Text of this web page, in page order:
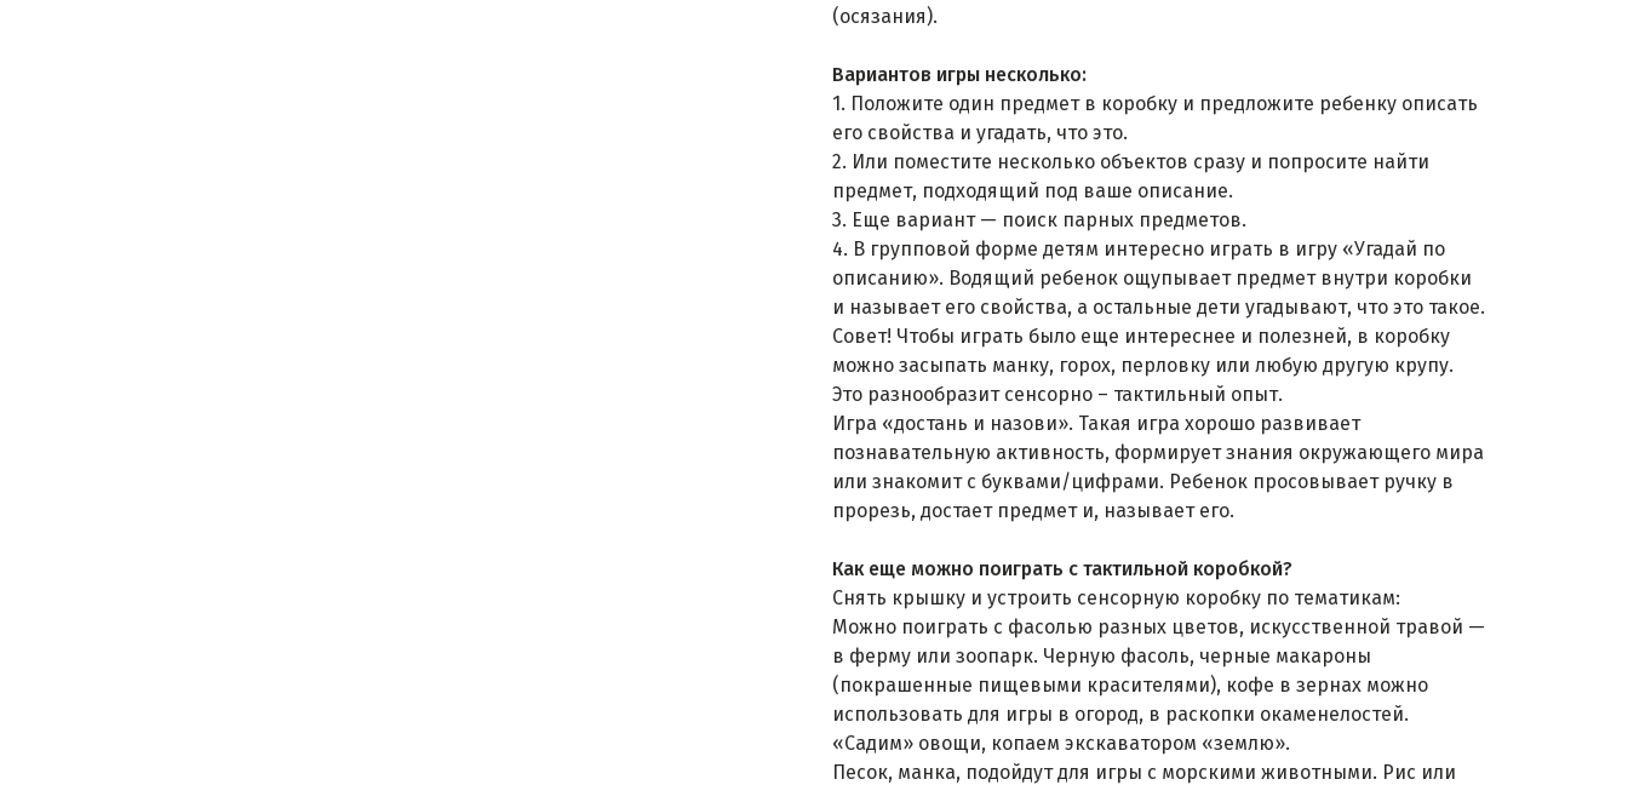
(осязания).
Вариантов игры несколько:
1. Положите один предмет в коробку и предложите ребенку описать
его свойства и угадать, что это.
2. Или поместите несколько объектов сразу и попросите найти
предмет, подходящий под ваше описание.
3. Еще вариант — поиск парных предметов.
4. В групповой форме детям интересно играть в игру «Угадай по
описанию». Водящий ребенок ощупывает предмет внутри коробки
и называет его свойства, а остальные дети угадывают, что это такое.
Совет! Чтобы играть было еще интереснее и полезней, в коробку
можно засыпать манку, горох, перловку или любую другую крупу.
Это разнообразит сенсорно – тактильный опыт.
Игра «достань и назови». Такая игра хорошо развивает
познавательную активность, формирует знания окружающего мира
или знакомит с буквами/цифрами. Ребенок просовывает ручку в
прорезь, достает предмет и, называет его.
Как еще можно поиграть с тактильной коробкой?
Снять крышку и устроить сенсорную коробку по тематикам:
Можно поиграть с фасолью разных цветов, искусственной травой —
в ферму или зоопарк. Черную фасоль, черные макароны
(покрашенные пищевыми красителями), кофе в зернах можно
использовать для игры в огород, в раскопки окаменелостей.
«Садим» овощи, копаем экскаватором «землю».
Песок, манка, подойдут для игры с морскими животными. Рис или